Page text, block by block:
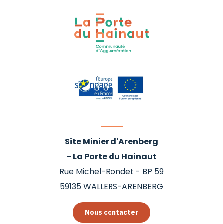
Site Minier d'Arenberg
- La Porte du Hainaut
Rue Michel-Rondet - BP 59
59135WALLERS-ARENBERG
Nous contacter